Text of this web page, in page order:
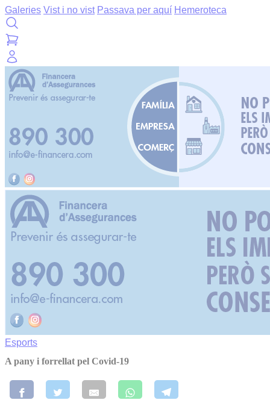
Galeries Vist i no vist Passava per aquí Hemeroteca
Esports
A pany i forrellat pel Covid-19